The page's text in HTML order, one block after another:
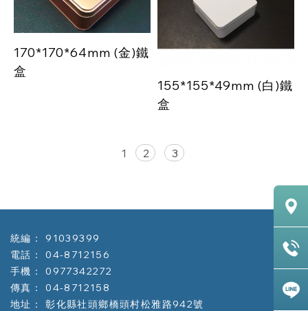
170*170*64mm (金)鐵
盒
155*155*49mm (白)鐵
盒
1 2 3
91039399
04-8712156
0977342272
04-8712158
彰化縣社頭鄉橋頭村松雅路942號